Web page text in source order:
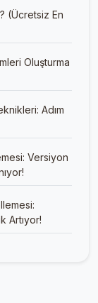
(Ücretsiz En
Oluşturma
Adım
Versiyon
Artıyor!